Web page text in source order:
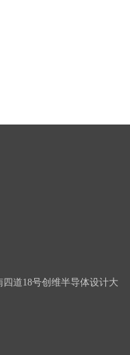
道18号创维半导体设计大